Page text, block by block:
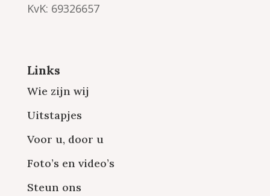
KvK: 69326657
Links
Wie zijn wij
Uitstapjes
Voor u, door u
Foto’s en video’s
Steun ons